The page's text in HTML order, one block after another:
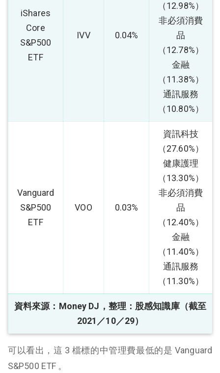
iShares
Core
S&P500
ETF
IVV 0.04%
（12.98%）
非必須消費
品
（12.78%）
金融
（11.38%）
通訊服務
（10.80%）
Vanguard
S&P500
ETF
VOO 0.03%
資訊科技
（27.60%）
健康護理
（13.30%）
非必須消費
品
（12.40%）
金融
（11.40%）
通訊服務
（11.30%）
資料來源：Money DJ，整理：股感知識庫（截至
2021／10／29）
可以看出，這 3 檔標的中管理費最低的是 Vanguard
S&P500 ETF 。